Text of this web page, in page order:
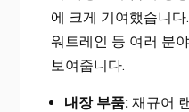
에 크게 기여했습니
워트레인 등 여러 분
보여줍니다.
내장 부품:재규어